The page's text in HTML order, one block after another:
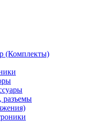
(Комплекты)
разъемы